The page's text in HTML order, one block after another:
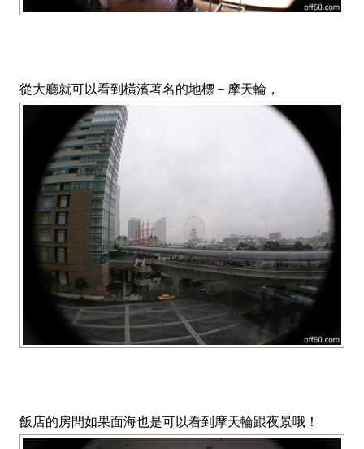
從大廳就可以看到橫濱著名的地標－摩天輪，
飯店的房間如果面海也是可以看到摩天輪跟夜景哦！